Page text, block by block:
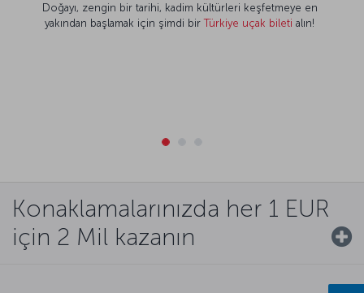
Doğayı, zengin bir tarihi, kadim kültürleri keşfetmeye en
yakından başlamak için şimdi birTürkiye uçak bileti alın!
Konaklamalarınızda her 1 EUR
için 2 Mil kazanın